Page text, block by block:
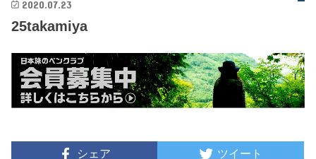
2020.07.23
25takamiya
シェア ツイート